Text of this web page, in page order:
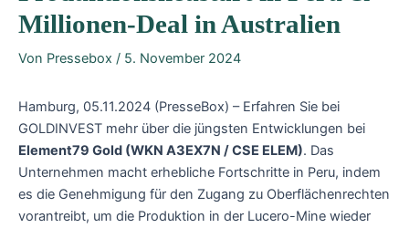
Millionen-Deal in Australien
Von Pressebox / 5. November 2024
Hamburg, 05.11.2024 (PresseBox) – Erfahren Sie bei
GOLDINVEST mehr über die jüngsten Entwicklungen bei
Element79 Gold (WKN A3EX7N / CSE ELEM). Das
Unternehmen macht erhebliche Fortschritte in Peru, indem
es die Genehmigung für den Zugang zu Oberflächenrechten
vorantreibt, um die Produktion in der Lucero-Mine wieder